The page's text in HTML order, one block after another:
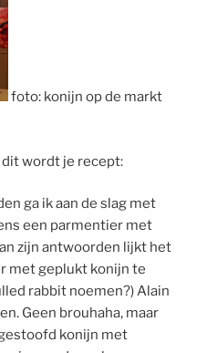
foto: konijn op de markt
dit wordt je recept:
ga ik aan de slag met
een parmentier met
zijn antwoorden lijkt het
met geplukt konijn te
rabbit noemen?) Alain
Geen brouhaha, maar
konijn met